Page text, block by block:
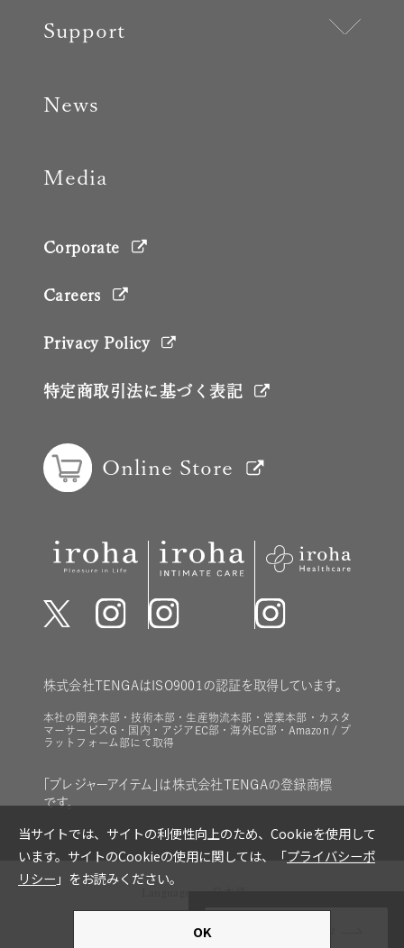
Support
News
Media
Online Store
株式会社TENGAはISO9001の認証を取得しています。
本社の開発本部・技術本部・生産物流本部・営業本部・カスタ
マーサービスG・国内・アジアEC部・海外EC部・Amazon / プ
ラットフォーム部にて取得
「プレジャーアイテム」は株式会社TENGAの登録商標
です。
Corporate
Careers
Privacy Policy
特定商取引法に基づく表記
copyright © TENGA Co., Ltd all rights reserved.